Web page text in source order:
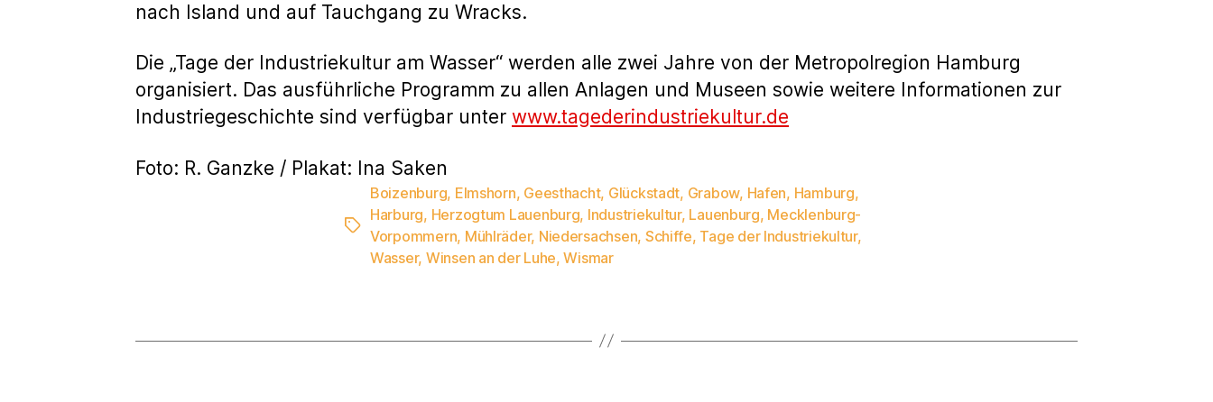
nach Island und auf Tauchgang zu Wracks.
Die „Tage der Industriekultur am Wasser“ werden alle zwei Jahre von der Metropolregion Hamburg
organisiert. Das ausführliche Programm zu allen Anlagen und Museen sowie weitere Informationen zur
Industriegeschichte sind verfügbar unter www.tagederindustriekultur.de
Foto: R. Ganzke / Plakat: Ina Saken
Schlagwörter
Boizenburg, Elmshorn, Geesthacht, Glückstadt, Grabow, Hafen, Hamburg,
Harburg, Herzogtum Lauenburg, Industriekultur, Lauenburg, Mecklenburg-
Vorpommern, Mühlräder, Niedersachsen, Schiffe, Tage der Industriekultur,
Wasser, Winsen an der Luhe,Wismar